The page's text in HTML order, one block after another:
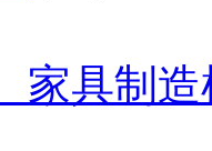
家具制造